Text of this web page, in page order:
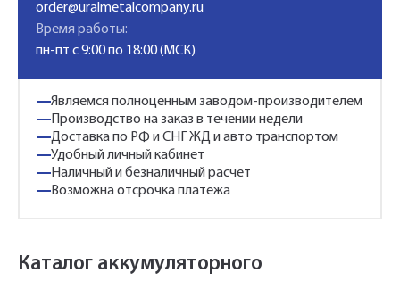
order@uralmetalcompany.ru
Время работы:
пн-пт с 9:00 по 18:00 (МСК)
Являемся полноценным заводом-производителем
Производство на заказ в течении недели
Доставка по РФ и СНГ ЖД и авто транспортом
Удобный личный кабинет
Наличный и безналичный расчет
Возможна отсрочка платежа
Каталог аккумуляторного